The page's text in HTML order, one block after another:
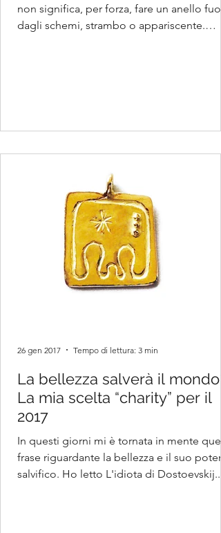
non significa, per forza, fare un anello fuori
dagli schemi, strambo o appariscente.
La bellezza salverà il mondo?
La mia scelta “charity” per il
2017
In questi giorni mi è tornata in mente
frase riguardante la bellezza e il suo potere
salvifico. Ho letto L'idiota di Dostoevskij...
26 gen 2017 Tempo di lettura: 3 min